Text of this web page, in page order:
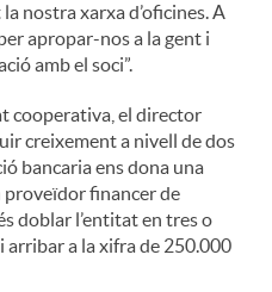
nostra xarxa d’oficines. A
apropar-nos a la gent i
amb el soci”.
cooperativa, el director
creixement a nivell de dos
bancaria ens dona una
financer de
doblar l’entitat en tres o
arribar a la xifra de 250.000